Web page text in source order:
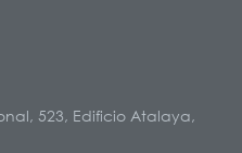
523, Edificio Atalaya,